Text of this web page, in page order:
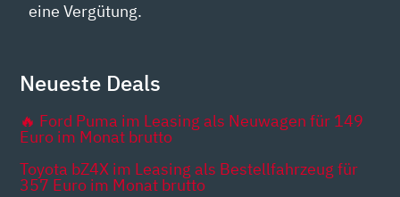
eine Vergütung.
Neueste Deals
🔥 Ford Puma im Leasing als Neuwagen für 149
Euro im Monat brutto
Toyota bZ4X im Leasing als Bestellfahrzeug für
357 Euro im Monat brutto